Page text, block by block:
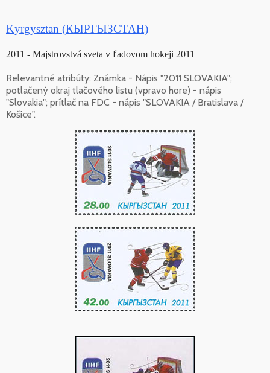
Kyrgysztan (КЫРГЫЗСТАН)
2011 - Majstrovstvá sveta v ľadovom hokeji 2011
Relevantné atribúty: Známka - Nápis "2011 SLOVAKIA";
potlačený okraj tlačového listu (vpravo hore) - nápis
"Slovakia"; prítlač na FDC - nápis "SLOVAKIA / Bratislava /
Košice".